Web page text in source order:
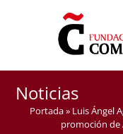
LA FUNDACIÓN
ESTUDIOS
EL CENTRO
Noticias
Portada» Luis Ángel
promoción de